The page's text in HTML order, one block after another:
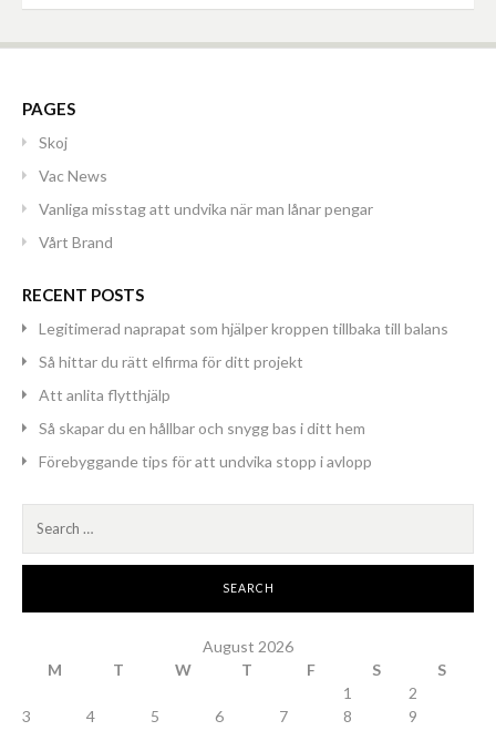
PAGES
Skoj
Vac News
Vanliga misstag att undvika när man lånar pengar
Vårt Brand
RECENT POSTS
Legitimerad naprapat som hjälper kroppen tillbaka till balans
Så hittar du rätt elfirma för ditt projekt
Att anlita flytthjälp
Så skapar du en hållbar och snygg bas i ditt hem
Förebyggande tips för att undvika stopp i avlopp
for:
August 2026
M
T W T F S
S
1
2
3
4 5 6 7 8
9